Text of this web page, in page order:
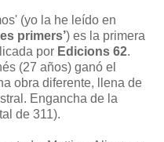
(yo la he leído en
primers’) es la primera
por Edicions 62.
(27 años) ganó el
obra diferente, llena de
Engancha de la
de 311).